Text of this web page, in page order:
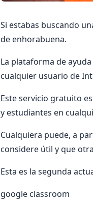
Si estabas buscando
de enhorabuena.
La plataforma de
cualquier usuario de
Este servicio gratuito
y estudiantes en
Cualquiera puede, a
considere útil y que
Esta es la segunda
google classroom